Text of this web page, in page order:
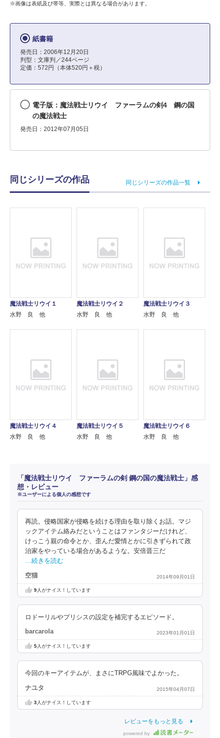
※画像は表紙及び帯等、実際とは異なる場合があります。
紙書籍
発売日：2006年12月20日
判型：文庫判／244ページ
定価：572円（本体520円＋税）
電子版：魔法戦士リウイ ファーラムの剣4 鋼の国
の魔法戦士
発売日：2012年07月05日
同じシリーズの作品 同じシリーズの作品一覧
魔法戦士リウイ１
水野 良 他
魔法戦士リウイ２
水野 良 他
魔法戦士リウイ３
水野 良 他
魔法戦士リウイ４
水野 良 他
魔法戦士リウイ５
水野 良 他
魔法戦士リウイ６
水野 良 他
「魔法戦士リウイ ファーラムの剣 鋼の国の魔法戦士」感
想・レビュー
※ユーザーによる個人の感想です
再読。侵略国家が侵略を続ける理由を取り除くお話。マジ
ックアイテム絡みだということはファンタジーだけれど、
けっこう親の命令とか、歪んだ愛情とかに引きずられて政
治家をやっている場合があるような。安倍晋三だ
…続きを読む
空猫 2014年09月01日
9人がナイス！しています
ロドーリルやプリシスの設定を補完するエピソード。
barcarola 2023年01月01日
5人がナイス！しています
今回のキーアイテムが、まさにTRPG風味でよかった。
ナユタ 2015年04月07日
3人がナイス！しています
レビューをもっと見る
powered by